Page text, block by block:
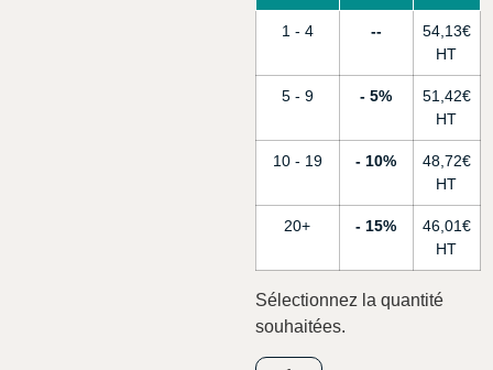
1 - 4 - 54,13€
5 - 9 5% 51,42€
10 - 19 10% 48,72€
20+ 15% 46,01€
Sélectionnez la quantité
souhaitées.